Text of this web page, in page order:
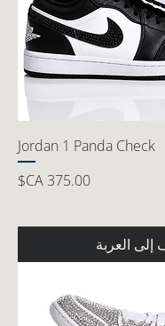
Jordan 1 Panda Check
السعر
العربة